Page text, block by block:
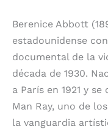
Berenice Abbott
estadounidense
documental de la
década de 1930.
a París en 1921 y
Man Ray, uno de
la vanguardia